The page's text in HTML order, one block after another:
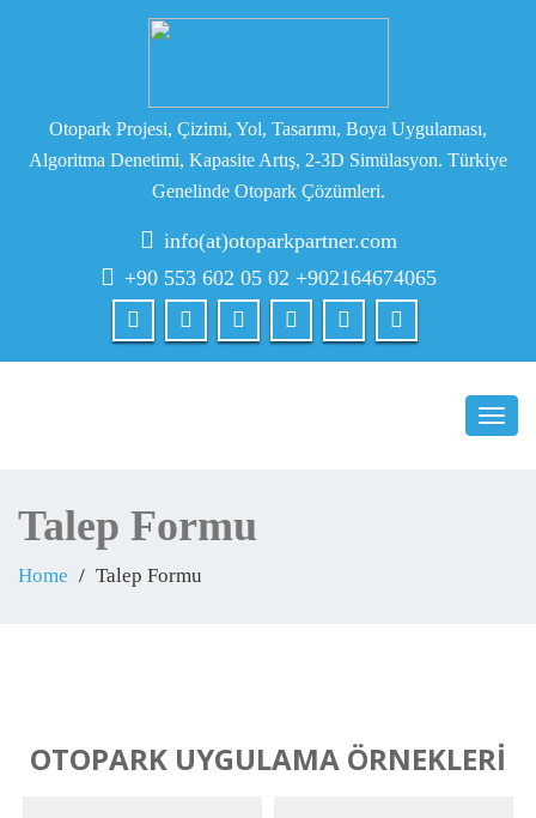
Otopark Projesi, Çizimi, Yol, Tasarımı, Boya Uygulaması,
Algoritma Denetimi, Kapasite Artış, 2-3D Simülasyon. Türkiye
Genelinde Otopark Çözümleri.
info(at)otoparkpartner.com
+90 553 602 05 02 +902164674065
Talep Formu
Home Talep Formu
OTOPARK UYGULAMA ÖRNEKLERİ